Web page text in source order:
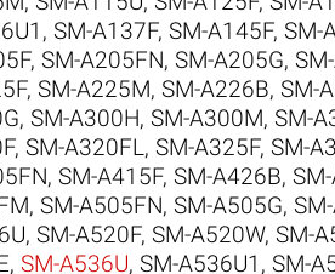
, SM-A137F, SM-A145F, SM-
, SM-A205FN, SM-A205G,
, SM-A225M, SM-A226B, SM-
, SM-A300H, SM-A300M, SM-
, SM-A320FL, SM-A325F, SM-
, SM-A415F, SM-A426B,
, SM-A505FN, SM-A505G,
, SM-A520F, SM-A520W, SM-
, SM-A536U, SM-A536U1 , SM-